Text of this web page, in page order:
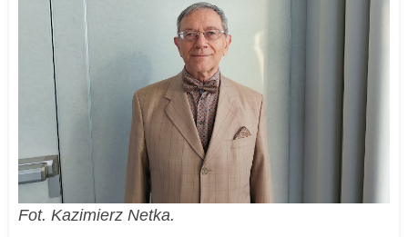
Fot. Kazimierz Netka.